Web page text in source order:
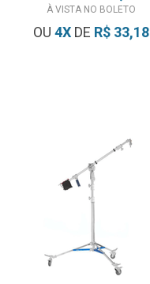
À VISTA NO BOLETO
OU4X DE R$ 33,18